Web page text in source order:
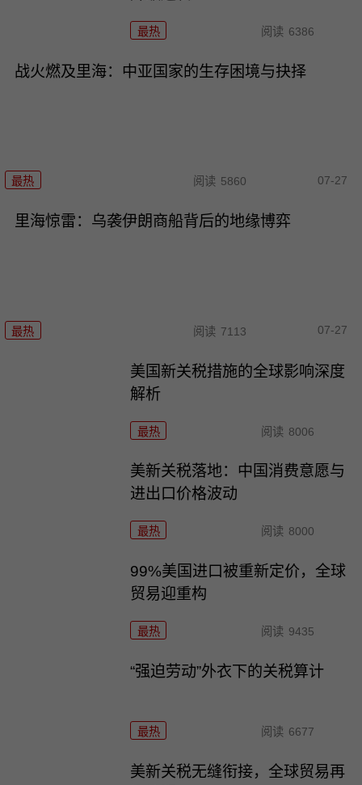
最热 阅读 6386
战火燃及里海：中亚国家的生存困境与抉择
最热 阅读 5860 07-27
里海惊雷：乌袭伊朗商船背后的地缘博弈
最热 阅读 7113 07-27
美国新关税措施的全球影响深度
解析
最热 阅读 8006
美新关税落地：中国消费意愿与
进出口价格波动
最热 阅读 8000
99%美国进口被重新定价，全球
贸易迎重构
最热 阅读 9435
“强迫劳动”外衣下的关税算计
最热 阅读 6677
美新关税无缝衔接，全球贸易再